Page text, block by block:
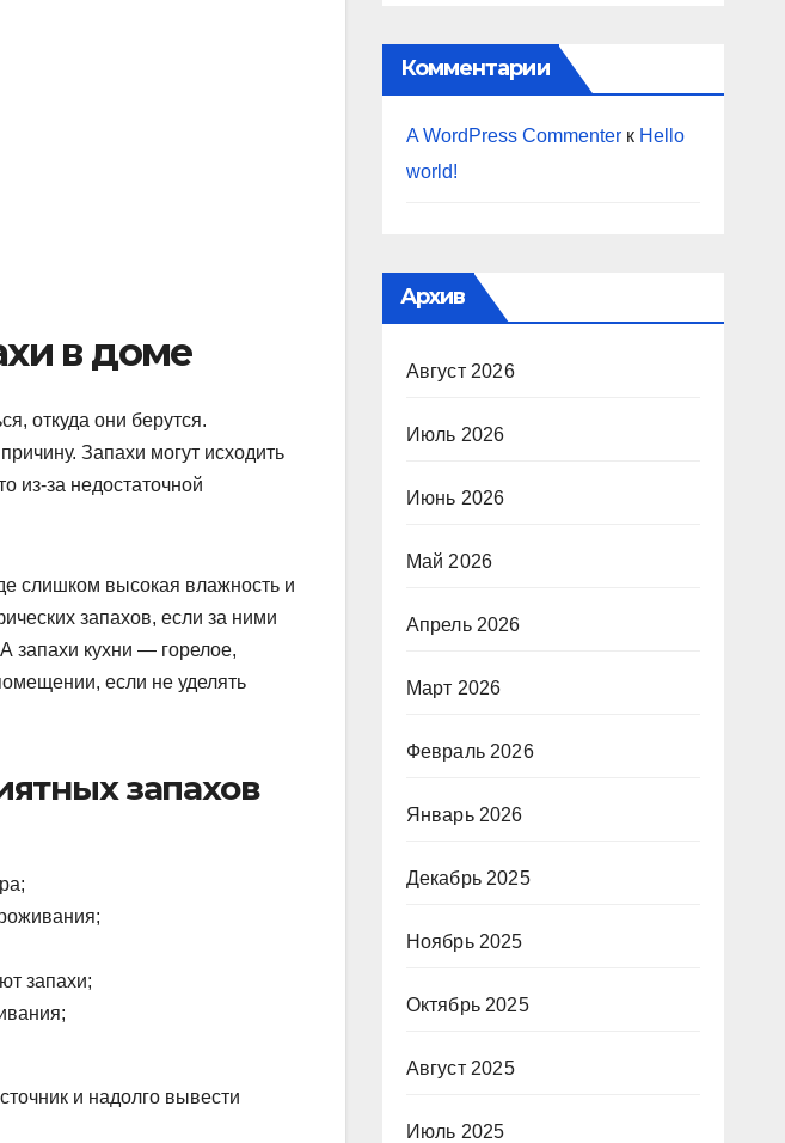
в доме
откуда они берутся.
Запахи могут исходить
из-за недостаточной
слишком высокая влажность и
запахов, если за ними
запахи кухни — горелое,
если не уделять
запахов
запахи;
и надолго вывести
Комментарии
A WordPress Commenterк Hello
world!
Архив
Август 2026
Июль 2026
Июнь 2026
Май 2026
Апрель 2026
Март 2026
Февраль 2026
Январь 2026
Декабрь 2025
Ноябрь 2025
Октябрь 2025
Август 2025
Июль 2025